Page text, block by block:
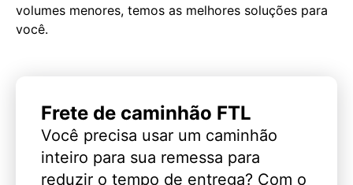
volumes menores, temos as melhores soluções para
você.
Frete de caminhão FTL
Você precisa usar um caminhão
inteiro para sua remessa para
reduzir o tempo de entrega? Com o